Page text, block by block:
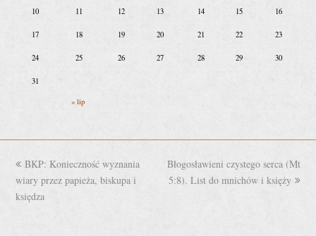
« lip
10 11 12 13 14 15 16
17 18 19 20 21 22 23
24 25 26 27 28 29 30
31
previous
post:
BKP: Konieczność wyznania
wiary przez papieża, biskupa i
księdza
next
post:
Błogosławieni czystego serca (Mt
5:8). List do mnichów i księży